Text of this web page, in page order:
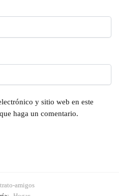
y sitio web en este
haga un comentario.
amigos